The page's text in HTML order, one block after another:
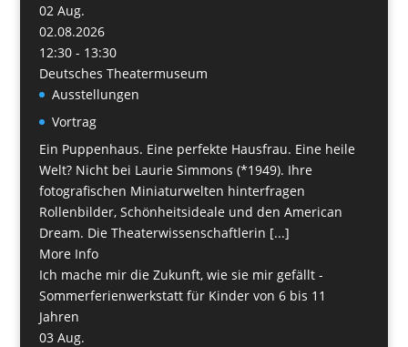
02 Aug.
02.08.2026
12:30 - 13:30
Deutsches Theatermuseum
Ausstellungen
Vortrag
Ein Puppenhaus. Eine perfekte Hausfrau. Eine heile
Welt? Nicht bei Laurie Simmons (*1949). Ihre
fotografischen Miniaturwelten hinterfragen
Rollenbilder, Schönheitsideale und den American
Dream. Die Theaterwissenschaftlerin [...]
More Info
Ich mache mir die Zukunft, wie sie mir gefällt -
Sommerferienwerkstatt für Kinder von 6 bis 11
Jahren
03 Aug.